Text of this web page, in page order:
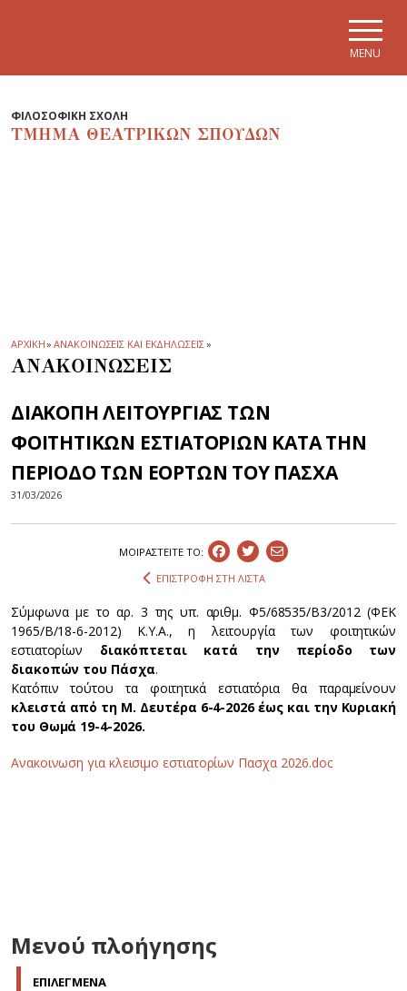
MENU
ΦΙΛΟΣΟΦΙΚΗ ΣΧΟΛΗ
ΤΜΗΜΑ ΘΕΑΤΡΙΚΩΝ ΣΠΟΥΔΩΝ
ΑΡΧΙΚΗ» ΑΝΑΚΟΙΝΩΣΕΙΣ ΚΑΙ ΕΚΔΗΛΩΣΕΙΣ»
ΑΝΑΚΟΙΝΩΣΕΙΣ
ΔΙΑΚΟΠΗ ΛΕΙΤΟΥΡΓΙΑΣ ΤΩΝ
ΦΟΙΤΗΤΙΚΩΝ ΕΣΤΙΑΤΟΡΙΩΝ ΚΑΤΑ ΤΗΝ
ΠΕΡΙΟΔΟ ΤΩΝ ΕΟΡΤΩΝ ΤΟΥ ΠΑΣΧΑ
31/03/2026
ΜΟΙΡΑΣΤEIΤΕ ΤΟ:
ΕΠΙΣΤΡΟΦΗ ΣΤΗ ΛΙΣΤΑ
Σύμφωνα με το αρ. 3 της υπ. αριθμ. Φ5/68535/Β3/2012 (ΦΕΚ
1965/B/18-6-2012) Κ.Υ.Α., η λειτουργία των φοιτητικών
εστιατορίων διακόπτεται κατά την περίοδο των
διακοπών του Πάσχα.
Κατόπιν τούτου τα φοιτητικά εστιατόρια θα παραμείνουν
κλειστά από τη Μ. Δευτέρα 6-4-2026 έως και την Κυριακή
του Θωμά 19-4-2026.
Ανακοινωση για κλεισιμο εστιατορίων Πασχα 2026.doc
Μενού πλοήγησης
ΕΠΙΛΕΓΜΕΝΑ